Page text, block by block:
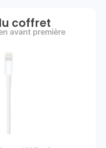
coffret
avant première